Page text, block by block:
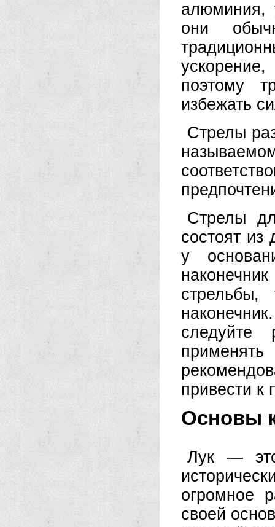
алюминия,
они
поэтому
избежать
Стрелы
Стрелы
состоят из
у
следуйте
привести к
Основы
Лук —
огромное
своей